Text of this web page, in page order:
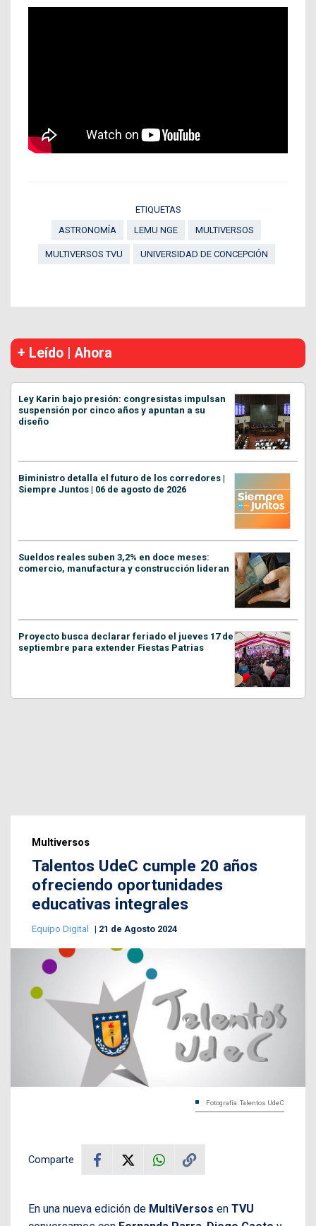
ETIQUETAS
ASTRONOMÍA
LEMU NGE MULTIVERSOS
MULTIVERSOS TVU UNIVERSIDAD DE CONCEPCIÓN
+ Leído | Ahora
Ley Karin bajo presión: congresistas impulsan
suspensión por cinco años y apuntan a su
diseño
Biministro detalla el futuro de los corredores |
Siempre Juntos | 06 de agosto de 2026
Sueldos reales suben 3,2% en doce meses:
comercio, manufactura y construcción lideran
Proyecto busca declarar feriado el jueves 17 de
septiembre para extender Fiestas Patrias
Multiversos
Talentos UdeC cumple 20 años
ofreciendo oportunidades
educativas integrales
Equipo Digital 21 de Agosto 2024
Fotografía: Talentos UdeC
Comparte
En una nueva edición de MultiVersos en TVU